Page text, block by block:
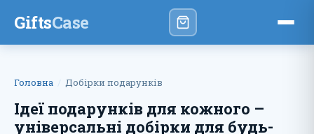
GiftsCase
Головна Добірки подарунків
Ідеї ​​подарунків для кожного –
універсальні добірки для будь-